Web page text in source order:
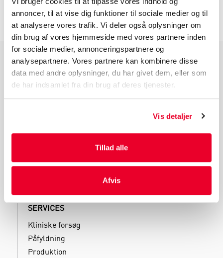
annoncer, til at vise dig funktioner til sociale medier og til
at analysere vores trafik. Vi deler også oplysninger om
din brug af vores hjemmeside med vores partnere inden
for sociale medier, annonceringspartnere og
analysepartnere. Vores partnere kan kombinere disse
data med andre oplysninger, du har givet dem, eller som
de har indsamlet fra din brug af deres tjenester.
Vis detaljer
Tillad alle
Afvis
INFORMATION FØR DU BESTILLLER
PRODUKTGRUPPER
Industri Emballage
Reklame Emballage
SERVICES
Kliniske forsøg
Påfyldning
Produktion